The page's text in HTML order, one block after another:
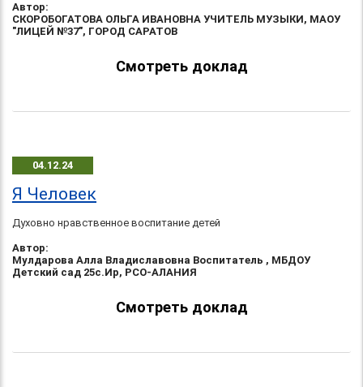
Автор:
СКОРОБОГАТОВА ОЛЬГА ИВАНОВНА УЧИТЕЛЬ МУЗЫКИ, МАОУ
"ЛИЦЕЙ №37", ГОРОД САРАТОВ
Смотреть доклад
04.12.24
Я Человек
Духовно нравственное воспитание детей
Автор:
Мулдарова Алла Владиславовна Воспитатель , МБДОУ
Детский сад 25с.Ир, РСО-АЛАНИЯ
Смотреть доклад